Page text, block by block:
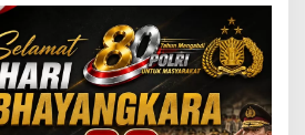
r
n
i
v
s
D